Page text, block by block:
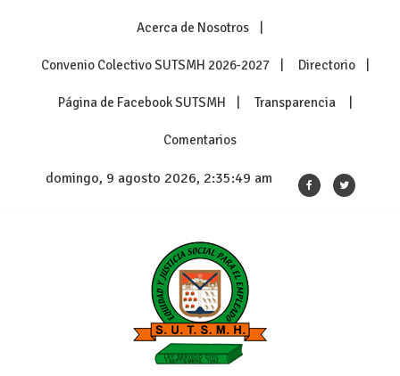
Acerca de Nosotros
Convenio Colectivo SUTSMH 2026-2027 Directorio
Página de Facebook SUTSMH Transparencia
Comentarios
domingo, 9 agosto 2026, 2:35:49 am